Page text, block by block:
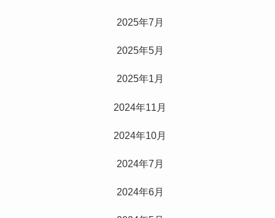
2025年7月
2025年5月
2025年1月
2024年11月
2024年10月
2024年7月
2024年6月